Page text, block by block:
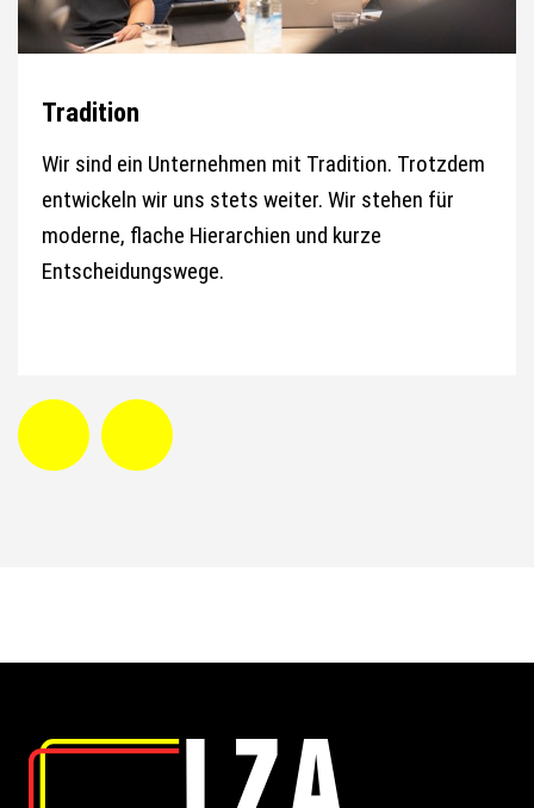
Tradition
Wir sind ein Unternehmen mit Tradition. Trotzdem
entwickeln wir uns stets weiter. Wir stehen für
moderne, flache Hierarchien und kurze
Entscheidungswege.